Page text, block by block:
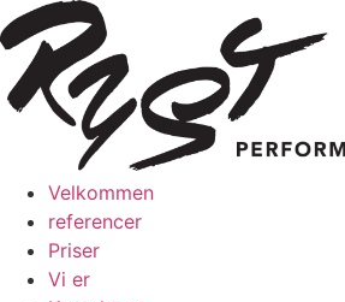
Videre
til
indhold
Velkommen
referencer
Priser
Vi er